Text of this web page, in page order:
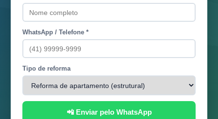
WhatsApp / Telefone *
Tipo de reforma
📲 Enviar pelo WhatsApp